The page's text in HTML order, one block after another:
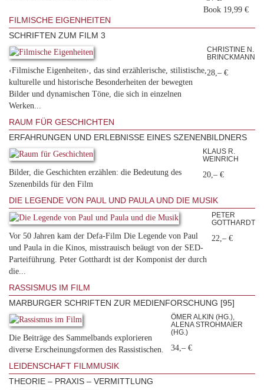
Book 19,99 €
FILMISCHE EIGENHEITEN
SCHRIFTEN ZUM FILM 3
‹Filmische Eigenheiten›, das sind erzählerische, stilistische,
kulturelle und historische Besonderheiten der bewegten
Bilder und dynamischen Töne, die sich in einzelnen
Werken...
CHRISTINE N.
BRINCKMANN
28,– €
RAUM FÜR GESCHICHTEN
ERFAHRUNGEN UND ERLEBNISSE EINES SZENENBILDNERS
Bilder, die Geschichten erzählen: die Bedeutung des
Szenenbilds für den Film
KLAUS R.
WEINRICH
20,– €
DIE LEGENDE VON PAUL UND PAULA UND DIE MUSIK
Vor 50 Jahren kam der Defa-Film Die Legende von Paul
und Paula in die Kinos, misstrauisch beäugt von der SED-
Parteiführung. Peter Gotthardt ist der Komponist der durch
die...
PETER
GOTTHARDT
22,– €
RASSISMUS IM FILM
MARBURGER SCHRIFTEN ZUR MEDIENFORSCHUNG [95]
Die Beiträge des Sammelbands explorieren
diverse Erscheinungsformen des Rassistischen.
ÖMER ALKIN (HG.),
ALENA STROHMAIER
(HG.)
34,– €
LEIDENSCHAFT FILMMUSIK
THEORIE – PRAXIS – VERMITTLUNG